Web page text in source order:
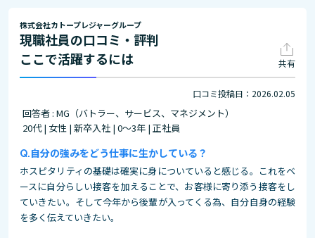
株式会社カトープレジャーグループ
現職社員の口コミ・評判
ここで活躍するには
共有
口コミ投稿日：2026.02.05
回答者 : MG（バトラー、サービス、マネジメント）
20代 | 女性 | 新卒入社 | 0～3年 | 正社員
自分の強みをどう仕事に生かしている？
ホスピタリティの基礎は確実に身についていると感じる。これをベ
ースに自分らしい接客を加えることで、お客様に寄り添う接客をし
ていきたい。そして今年から後輩が入ってくる為、自分自身の経験
を多く伝えていきたい。